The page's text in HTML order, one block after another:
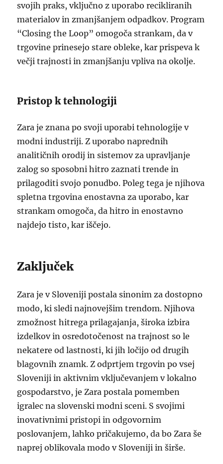
svojih praks, vključno z uporabo recikliranih
materialov in zmanjšanjem odpadkov. Program
“Closing the Loop” omogoča strankam, da v
trgovine prinesejo stare obleke, kar prispeva k
večji trajnosti in zmanjšanju vpliva na okolje.
Pristop k tehnologiji
Zara je znana po svoji uporabi tehnologije v
modni industriji. Z uporabo naprednih
analitičnih orodij in sistemov za upravljanje
zalog so sposobni hitro zaznati trende in
prilagoditi svojo ponudbo. Poleg tega je njihova
spletna trgovina enostavna za uporabo, kar
strankam omogoča, da hitro in enostavno
najdejo tisto, kar iščejo.
Zaključek
Zara je v Sloveniji postala sinonim za dostopno
modo, ki sledi najnovejšim trendom. Njihova
zmožnost hitrega prilagajanja, široka izbira
izdelkov in osredotočenost na trajnost so le
nekatere od lastnosti, ki jih ločijo od drugih
blagovnih znamk. Z odprtjem trgovin po vsej
Sloveniji in aktivnim vključevanjem v lokalno
gospodarstvo, je Zara postala pomemben
igralec na slovenski modni sceni. S svojimi
inovativnimi pristopi in odgovornim
poslovanjem, lahko pričakujemo, da bo Zara še
naprej oblikovala modo v Sloveniji in širše.